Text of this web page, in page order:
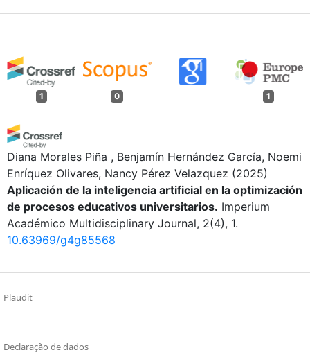
1 0 1
Diana Morales Piña , Benjamín Hernández García, Noemi
Enríquez Olivares, Nancy Pérez Velazquez (2025)
Aplicación de la inteligencia artificial en la optimización
de procesos educativos universitarios. Imperium
Académico Multidisciplinary Journal, 2(4), 1.
10.63969/g4g85568
Plaudit
Declaração de dados